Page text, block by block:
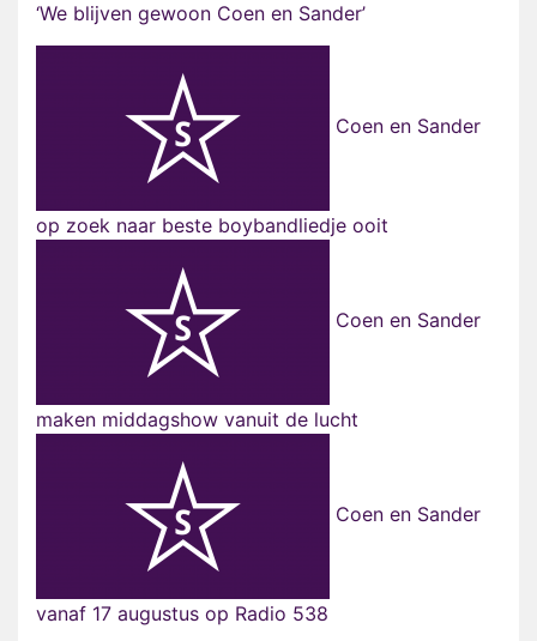
‘We blijven gewoon Coen en Sander’
Coen en Sander
op zoek naar beste boybandliedje ooit
Coen en Sander
maken middagshow vanuit de lucht
Coen en Sander
vanaf 17 augustus op Radio 538